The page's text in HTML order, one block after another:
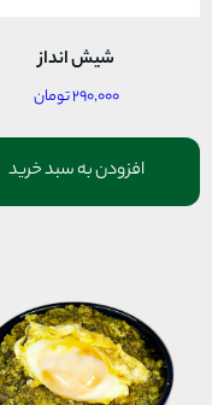
شیش انداز
۲۹۰,۰۰۰تومان
افزودن به سبد خرید